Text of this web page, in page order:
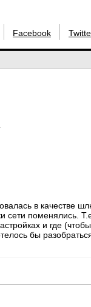
Facebook
в качестве
сети поменялись.
и где
бы